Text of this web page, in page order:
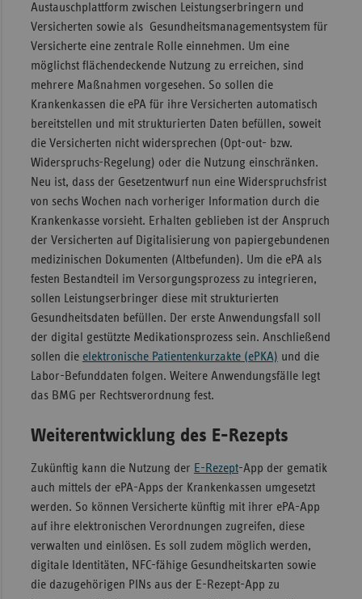
Austauschplattform zwischen Leistungserbringern und
Versicherten sowie als Gesundheitsmanagementsystem für
Versicherte eine zentrale Rolle einnehmen. Um eine
möglichst flächendeckende Nutzung zu erreichen, sind
mehrere Maßnahmen vorgesehen. So sollen die
Krankenkassen die ePA für ihre Versicherten automatisch
bereitstellen und mit strukturierten Daten befüllen, soweit
die Versicherten nicht widersprechen (Opt-out- bzw.
Widerspruchs-Regelung) oder die Nutzung einschränken.
Neu ist, dass der Gesetzentwurf nun eine Widerspruchsfrist
von sechs Wochen nach vorheriger Information durch die
Krankenkasse vorsieht. Erhalten geblieben ist der Anspruch
der Versicherten auf Digitalisierung von papiergebundenen
medizinischen Dokumenten (Altbefunden). Um die ePA als
festen Bestandteil im Versorgungsprozess zu integrieren,
sollen Leistungserbringer diese mit strukturierten
Gesundheitsdaten befüllen. Der erste Anwendungsfall soll
der digital gestützte Medikationsprozess sein. Anschließend
sollen die elektronische Patientenkurzakte (ePKA) und die
Labor-Befunddaten folgen. Weitere Anwendungsfälle legt
das BMG per Rechtsverordnung fest.
Weiterentwicklung des E-Rezepts
Zukünftig kann die Nutzung der E-Rezept-App der gematik
auch mittels der ePA-Apps der Krankenkassen umgesetzt
werden. So können Versicherte künftig mit ihrer ePA-App
auf ihre elektronischen Verordnungen zugreifen, diese
verwalten und einlösen. Es soll zudem möglich werden,
digitale Identitäten, NFC-fähige Gesundheitskarten sowie
die dazugehörigen PINs aus der E-Rezept-App zu